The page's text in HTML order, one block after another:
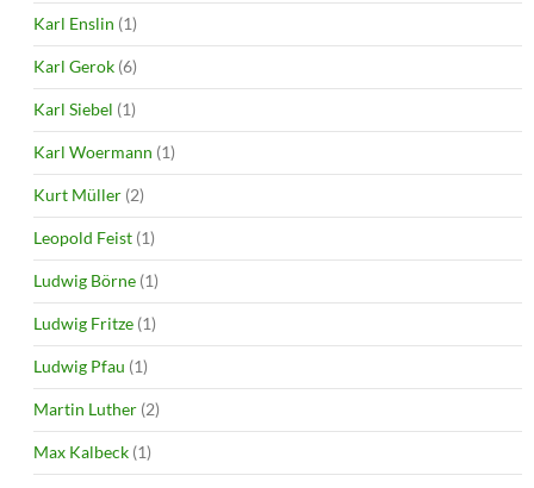
Karl Enslin (1)
Karl Gerok (6)
Karl Siebel (1)
Karl Woermann (1)
Kurt Müller (2)
Leopold Feist (1)
Ludwig Börne (1)
Ludwig Fritze (1)
Ludwig Pfau (1)
Martin Luther (2)
Max Kalbeck (1)